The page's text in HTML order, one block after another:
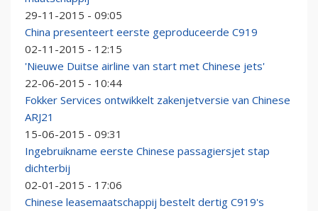
29-11-2015 - 09:05
China presenteert eerste geproduceerde C919
02-11-2015 - 12:15
'Nieuwe Duitse airline van start met Chinese jets'
22-06-2015 - 10:44
Fokker Services ontwikkelt zakenjetversie van Chinese
ARJ21
15-06-2015 - 09:31
Ingebruikname eerste Chinese passagiersjet stap
dichterbij
02-01-2015 - 17:06
Chinese leasemaatschappij bestelt dertig C919's